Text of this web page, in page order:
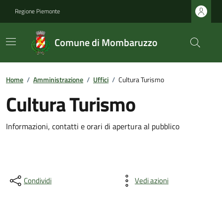
Regione Piemonte
Comune di Mombaruzzo
Home / Amministrazione / Uffici / Cultura Turismo
Cultura Turismo
Informazioni, contatti e orari di apertura al pubblico
Condividi Vedi azioni